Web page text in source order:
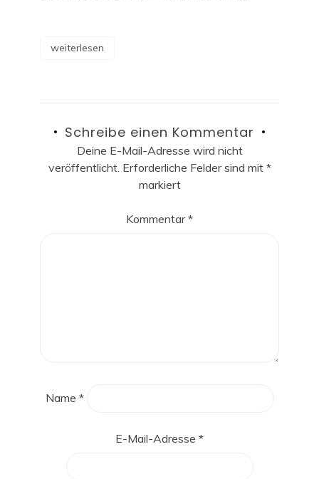
weiterlesen
Schreibe einen Kommentar
Deine E-Mail-Adresse wird nicht
veröffentlicht. Erforderliche Felder sind mit *
markiert
Kommentar*
Name *
E-Mail-Adresse *